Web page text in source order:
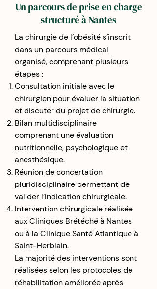
Un parcours de prise en charge
structuré à Nantes
La chirurgie de l’obésité s’inscrit
dans un parcours médical
organisé, comprenant plusieurs
étapes :
Consultation initiale avec le
chirurgien pour évaluer la situation
et discuter du projet de chirurgie.
Bilan multidisciplinaire
comprenant une évaluation
nutritionnelle, psychologique et
anesthésique.
Réunion de concertation
pluridisciplinaire permettant de
valider l’indication chirurgicale.
Intervention chirurgicale réalisée
aux Cliniques Brétéché à Nantes
ou à la Clinique Santé Atlantique à
Saint-Herblain.
La majorité des interventions sont
réalisées selon les protocoles de
réhabilitation améliorée après